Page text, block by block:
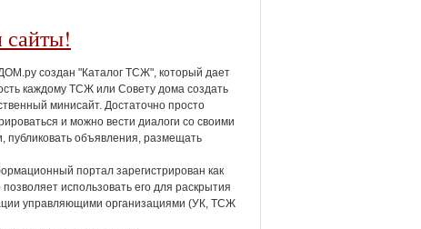
создан "Каталог ТСЖ", который дает
каждому ТСЖ или Совету дома создать
минисайт. Достаточно просто
и можно вести диалоги со своими
публиковать объявления, размещать
портал зарегистрирован как
использовать его для раскрытия
управляющими организациями (УК, ТСЖ